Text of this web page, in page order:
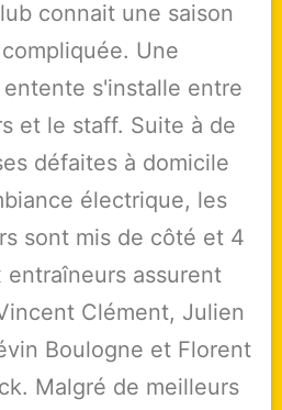
connait une saison
Une
entente s'installe entre
et le staff. Suite à de
défaites à domicile
électrique, les
sont mis de côté et 4
entraîneurs assurent
Clément, Julien
Boulogne et Florent
Malgré de meilleurs